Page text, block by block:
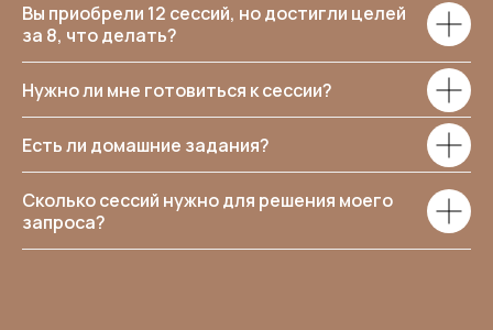
Вы приобрели 12 сессий, но достигли целей
за 8, что делать?
Нужно ли мне готовиться к сессии?
Есть ли домашние задания?
Сколько сессий нужно для решения моего
запроса?